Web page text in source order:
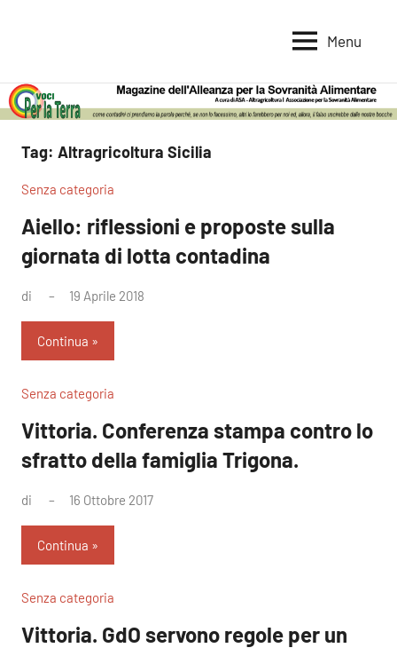
per
la
Terra
per
la
Alimentare
Menu
Tag: Altragricoltura Sicilia
Senza categoria
Aiello: riflessioni e proposte sulla
giornata di lotta contadina
di 19 Aprile 2018
Continua
Senza categoria
Vittoria. Conferenza stampa contro lo
sfratto della famiglia Trigona.
di 16 Ottobre 2017
Continua
Senza categoria
Vittoria. GdO servono regole per un